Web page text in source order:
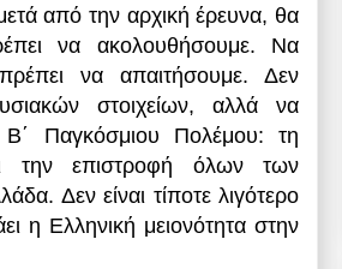
από την αρχική έρευνα, θα
να ακολουθήσουμε. Να
να απαιτήσουμε. Δεν
στοιχείων, αλλά να
Παγκόσμιου Πολέμου: τη
την επιστροφή όλων των
Δεν είναι τίποτε λιγότερο
η Ελληνική μειονότητα στην